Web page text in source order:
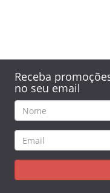
Receba
no seu email